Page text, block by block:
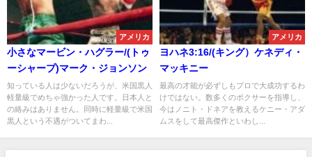
アメリカ
小さなマービン・ハグラー/(トゥ
ーシャープ)マーク・ジョンソン
知っている人は少ないだろうが、米国黒人
軽量級でめちゃ強かった人です。日本人と
の絡みはありません。同時に軽量級で米国
黒人という不遇がついてまわ...
アメリカ
ヨハネ3:16/(キング）ケネディ・
マッキニー
最高の才能が必ずしもプロで大成功するわ
けではない。数多くのボクサーを指導し、
今はノニト・ドネアを教えるケニー・アダ
ムスをして最高傑作といわし...